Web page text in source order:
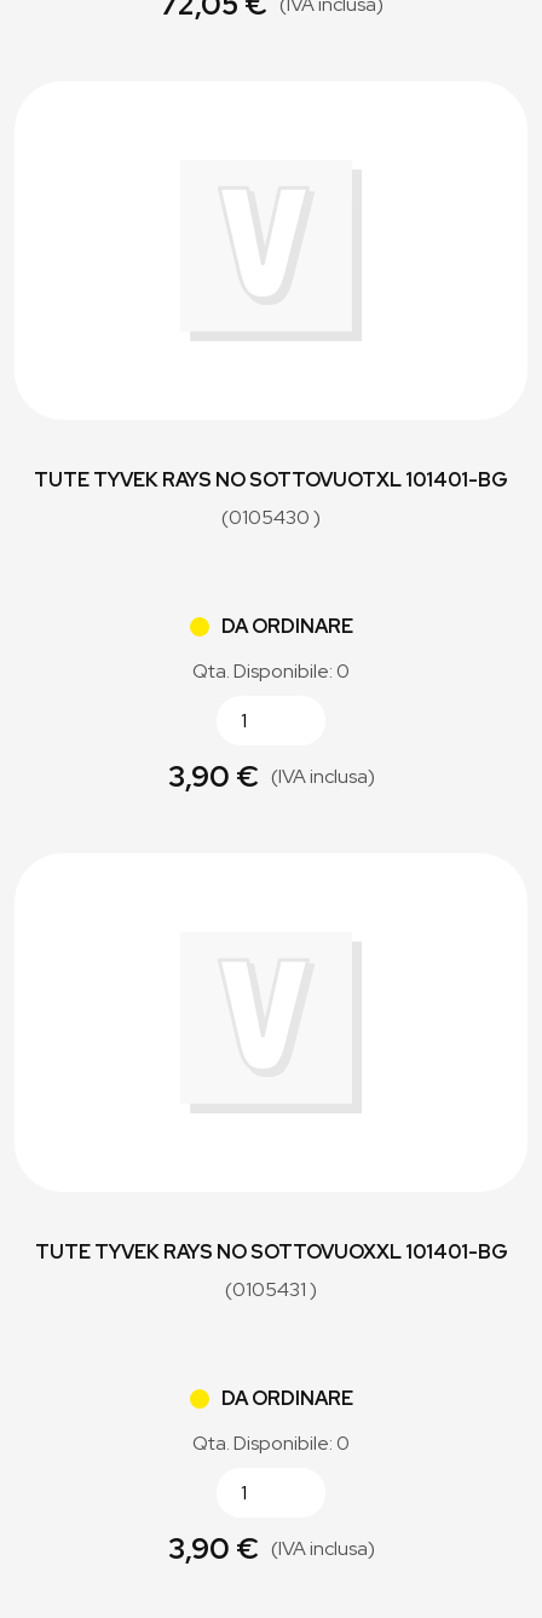
TUTE TYVEK RAYS NO SOTTOVUOTXL 101401-BG
(0105430 )
DA ORDINARE
Qta. Disponibile: 0
3,90 € (IVA inclusa)
TUTE TYVEK RAYS NO SOTTOVUOXXL 101401-BG
(0105431 )
DA ORDINARE
Qta. Disponibile: 0
3,90 € (IVA inclusa)